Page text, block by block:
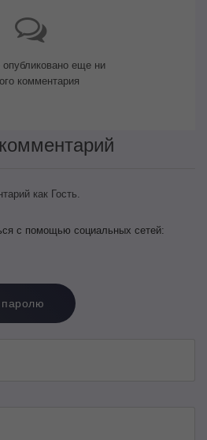
опубликовано еще ни
комментария
как Гость.
с помощью социальных сетей:
паролю